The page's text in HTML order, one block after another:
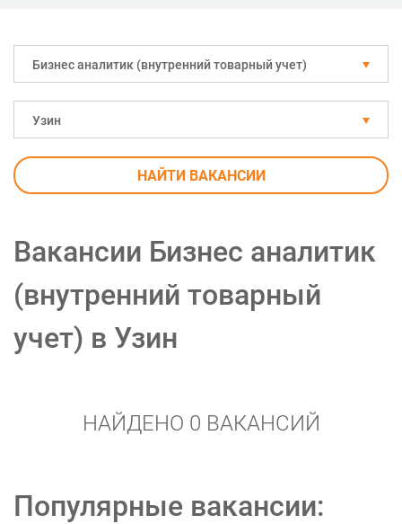
Бизнес аналитик (внутренний товарный учет)
Узин
НАЙТИ ВАКАНСИИ
Вакансии Бизнес аналитик
(внутренний товарный
учет) в Узин
НАЙДЕНО 0 ВАКАНСИЙ
Популярные вакансии: